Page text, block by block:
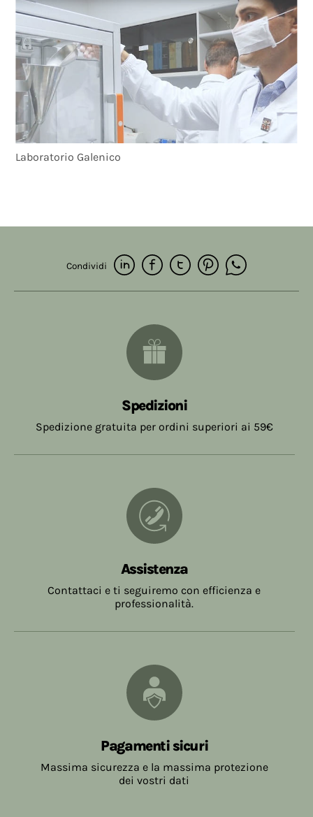
Laboratorio Galenico
Condividi
Spedizioni
Spedizione gratuita per ordini superiori ai 59€
Assistenza
Contattaci e ti seguiremo con efficienza e
professionalità.
Pagamenti sicuri
Massima sicurezza e la massima protezione
dei vostri dati